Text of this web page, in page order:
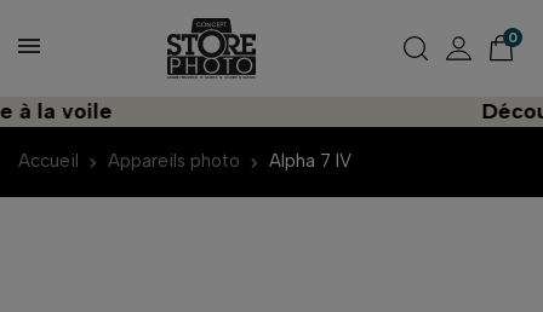
0
voile
Accueil Appareils photo Alpha 7 IV